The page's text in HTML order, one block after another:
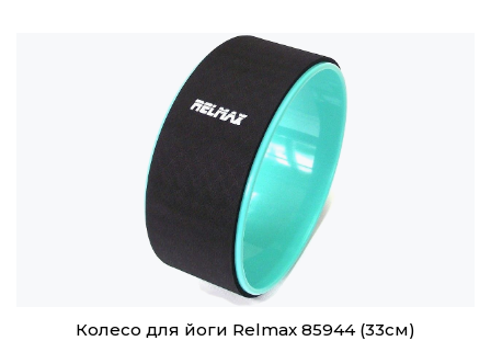
Колесо для йоги Relmax 85944 (33см)